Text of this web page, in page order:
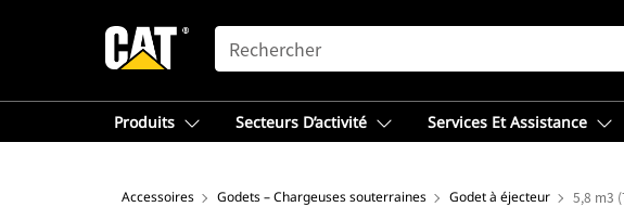
SEARCH
Produits Secteurs D’activité Services Et Assistance
Accessoires Godets – Chargeuses souterraines Godet à éjecteur 5,8 m3